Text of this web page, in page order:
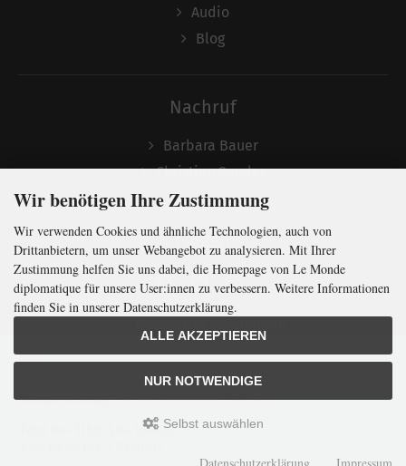
mit der weltweitgrößten
MonatszeitungfürinternationalePolitik
Jetzt das Digi-Abo testen:
Audio
Blog
Nachruf
Barbara Bauer
Christian Semler
Folgen
LMd © 2026 | Template © 2009-2026 bymodified eCommerce Shopsoftware
Wir benötigen Ihre Zustimmung
Wir verwenden Cookies und ähnliche Technologien, auch von
Drittanbietern, um unser Webangebot zu analysieren. Mit Ihrer
Zustimmung helfen Sie uns dabei, die Homepage von Le Monde
diplomatique für unsere User:innen zu verbessern. Weitere Informationen
finden Sie in unserer Datenschutzerklärung.
ALLE AKZEPTIEREN
NUR NOTWENDIGE
Selbst auswählen